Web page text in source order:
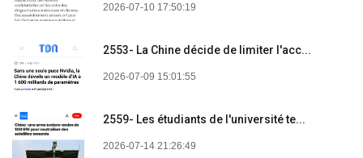
2026-07-10 17:50:19
2553- La Chine décide de limiter l'acc...
2026-07-09 15:01:55
2559- Les étudiants de l'université te...
2026-07-14 21:26:49